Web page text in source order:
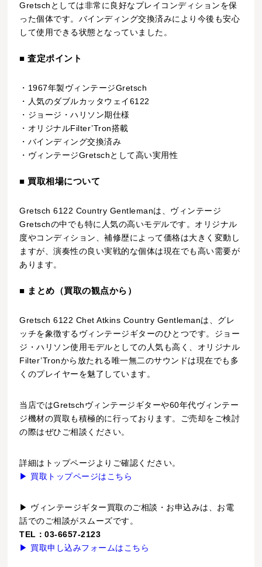
Gretschとしては非常に良好なプレイコンディションを保
った個体です。バインディング交換済みにより今後も安心
して使用できる状態となっていました。
■ 査定ポイント
・1967年製ヴィンテージGretsch
・人気のダブルカッタウェイ6122
・ジョージ・ハリソン期仕様
・オリジナルFilter’Tron搭載
・バインディング交換済み
・ヴィンテージGretschとして高い実用性
■ 買取相場について
Gretsch 6122 Country Gentlemanは、ヴィンテージ
Gretschの中でも特に人気の高いモデルです。オリジナル
度やコンディション、補修歴によって価格は大きく変動し
ますが、演奏性の良い実戦的な個体は現在でも高い需要が
あります。
■ まとめ（買取の観点から）
Gretsch 6122 Chet Atkins Country Gentlemanは、グレ
ッチを象徴するヴィンテージギターのひとつです。ジョー
ジ・ハリソン使用モデルとしての人気も高く、オリジナル
Filter’Tronから放たれる唯一無二のサウンドは現在でも多
くのプレイヤーを魅了しています。
当店ではGretschヴィンテージギターや60年代ヴィンテー
ジ機材の買取も積極的に行っております。ご売却をご検討
の際はぜひご相談ください。
詳細はトップページよりご確認ください。
▶ 買取トップページはこちら
▶ ヴィンテージギター買取のご相談・お申込みは、お電
話でのご相談がスムーズです。
TEL：03-6657-2123
▶ 買取申し込みフォームはこちら